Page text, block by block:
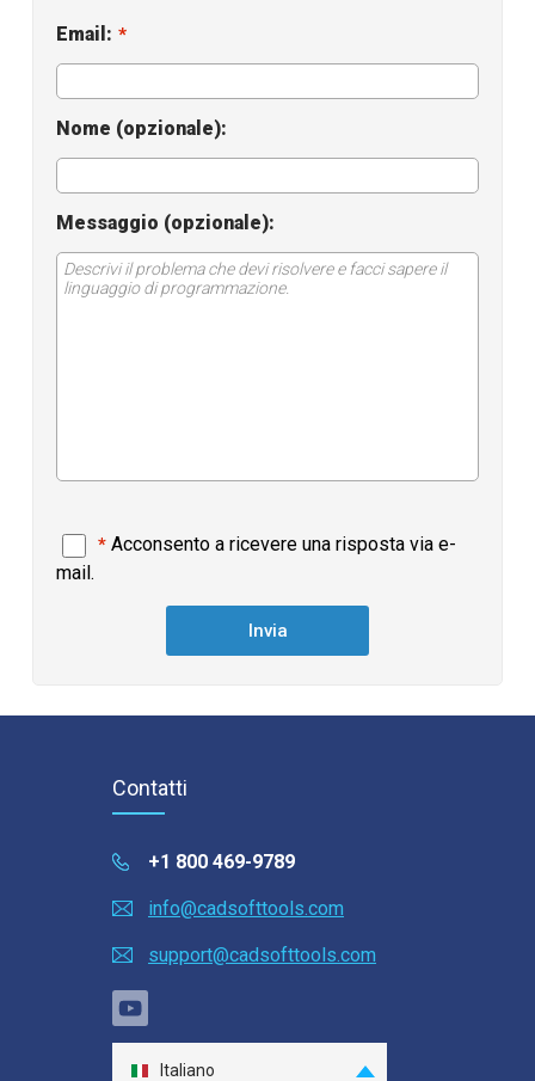
Email: *
Nome (opzionale):
Messaggio (opzionale):
*Acconsento a ricevere una risposta via e-
mail.
Contatti
+1 800 469-9789
info@cadsofttools.com
support@cadsofttools.com
Italiano